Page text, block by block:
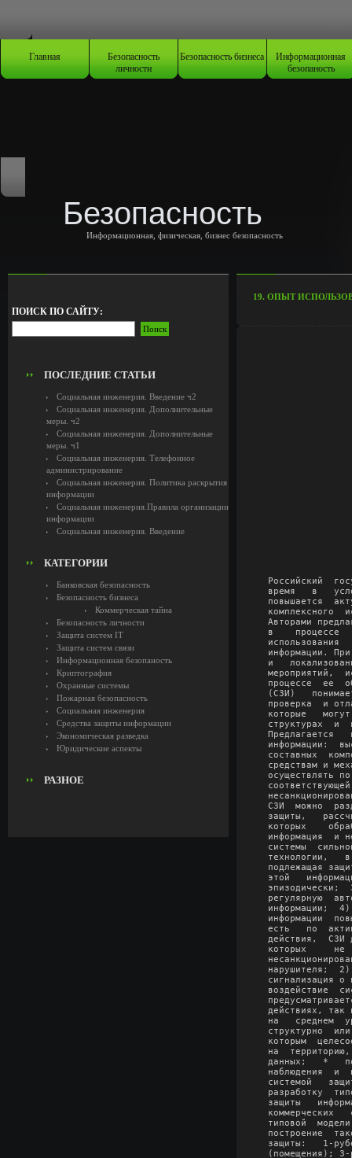
Главная Безопасность
личности
Безопасность бизнеса Информационная
безопаность
Безопасность
Информационная, физическая, бизнес безопасность
ПОИСК ПО САЙТУ:
ПОСЛЕДНИЕ СТАТЬИ
Социальная инженерия. Введение ч2
Социальная инженерия. Дополнительные
меры. ч2
Социальная инженерия. Дополнительные
меры. ч1
Социальная инженерия. Телефонное
администрирование
Социальная инженерия. Политика раскрытия
информации
Социальная инженерия.Правила организации
информации
Социальная инженерия. Введение
КАТЕГОРИИ
Банковская безопасность
Безопасность бизнеса
Коммерческая тайна
Безопасность личности
Защита систем IT
Защита систем связи
Информационная безопаность
Криптография
Охранные системы
Пожарная безопасность
Социальная инженерия
Средства защиты информации
Экономическая разведка
Юридические аспекты
РАЗНОЕ
19. ОПЫТ
Российский
время   в
повышается
комплексного
Авторами
в    процессе
использования
информации.
и
мероприятий,
процессе  ее
(СЗИ)
проверка  и
которые
структурах  и
Предлагается
информации:
составных
средствам и
осуществлять
СЗИ  можно
защиты,
которых
информация  и
системы
технологии,   в
подлежащая
этой
эпизодически;
регулярную
информации;  4)
информации
есть   по
действия,  СЗИ
которых     не
нарушителя;
сигнализация о
воздействие
действиях, так
на   среднем
структурно
которым
на
данных;   *
наблюдения  и
системой
разработку
защиты
коммерческих
типовой
построение
защиты:   1-
(помещения); 3-